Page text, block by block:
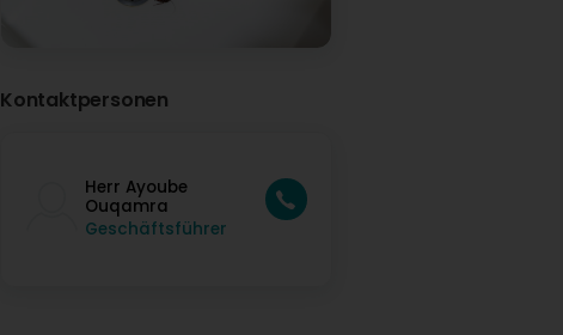
Kontaktpersonen
Herr Ayoube
Ouqamra
Geschäftsführer